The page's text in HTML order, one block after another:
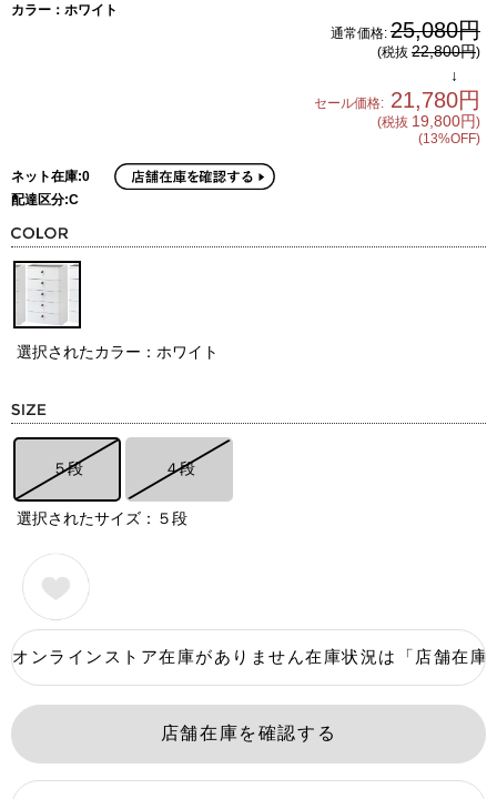
カラー：ホワイト
通常価格: 25,080円
(税抜 22,800円)
↓
セール価格: 21,780円
(税抜 19,800円)
(13%OFF)
ネット在庫:0
配達区分:C
選択されたカラー：ホワイト
５段 ４段
選択されたサイズ：５段